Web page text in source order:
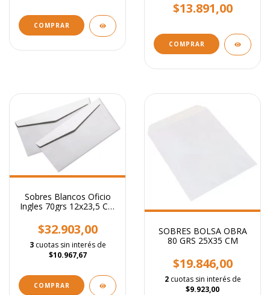
$13.891,00
Sobres Blancos Oficio
Ingles 70grs 12x23,5 Cm
$32.903,00
3 cuotas sin interés de
$10.967,67
SOBRES BOLSA OBRA
80 GRS 25X35 CM
$19.846,00
2 cuotas sin interés de
$9.923,00